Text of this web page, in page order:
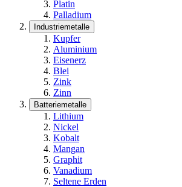
Platin
Palladium
Industriemetalle
Kupfer
Aluminium
Eisenerz
Blei
Zink
Zinn
Batteriemetalle
Lithium
Nickel
Kobalt
Mangan
Graphit
Vanadium
Seltene Erden